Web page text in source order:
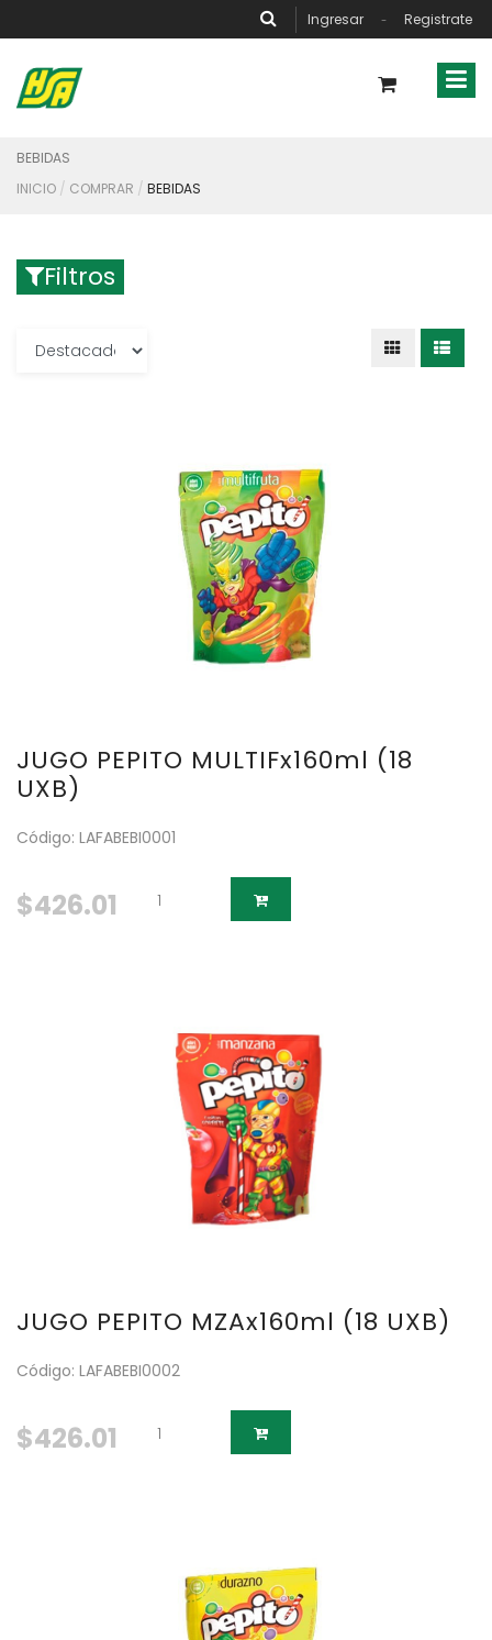
Ingresar - Registrate
BEBIDAS
INICIO
COMPRAR BEBIDAS
Filtros
JUGO PEPITO MULTIFx160ml (18
UXB)
Código: LAFABEBI0001
$426.01
JUGO PEPITO MZAx160ml (18 UXB)
Código: LAFABEBI0002
$426.01